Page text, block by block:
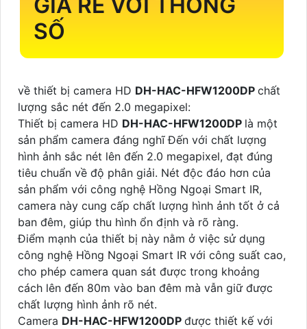
SỐ
về thiết bị camera HD DH-HAC-HFW1200DP chất
lượng sắc nét đến 2.0 megapixel:
Thiết bị camera HD DH-HAC-HFW1200DP là một
sản phẩm camera đáng nghĩ Đến với chất lượng
hình ảnh sắc nét lên đến 2.0 megapixel, đạt đúng
tiêu chuẩn về độ phân giải. Nét độc đáo hơn của
sản phẩm với công nghệ Hồng Ngoại Smart IR,
camera này cung cấp chất lượng hình ảnh tốt ở cả
ban đêm, giúp thu hình ổn định và rõ ràng.
Điểm mạnh của thiết bị này nằm ở việc sử dụng
công nghệ Hồng Ngoại Smart IR với công suất cao,
cho phép camera quan sát được trong khoảng
cách lên đến 80m vào ban đêm mà vẫn giữ được
chất lượng hình ảnh rõ nét.
Camera DH-HAC-HFW1200DP được thiết kế với